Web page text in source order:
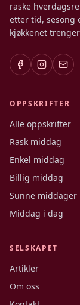
raske
etter tid, sesong
kjøkkenet
OPPSKRIFTER
Alle oppskrifter
Rask middag
Enkel middag
Billig middag
Sunne middager
Middag i dag
SELSKAPET
Artikler
Om oss